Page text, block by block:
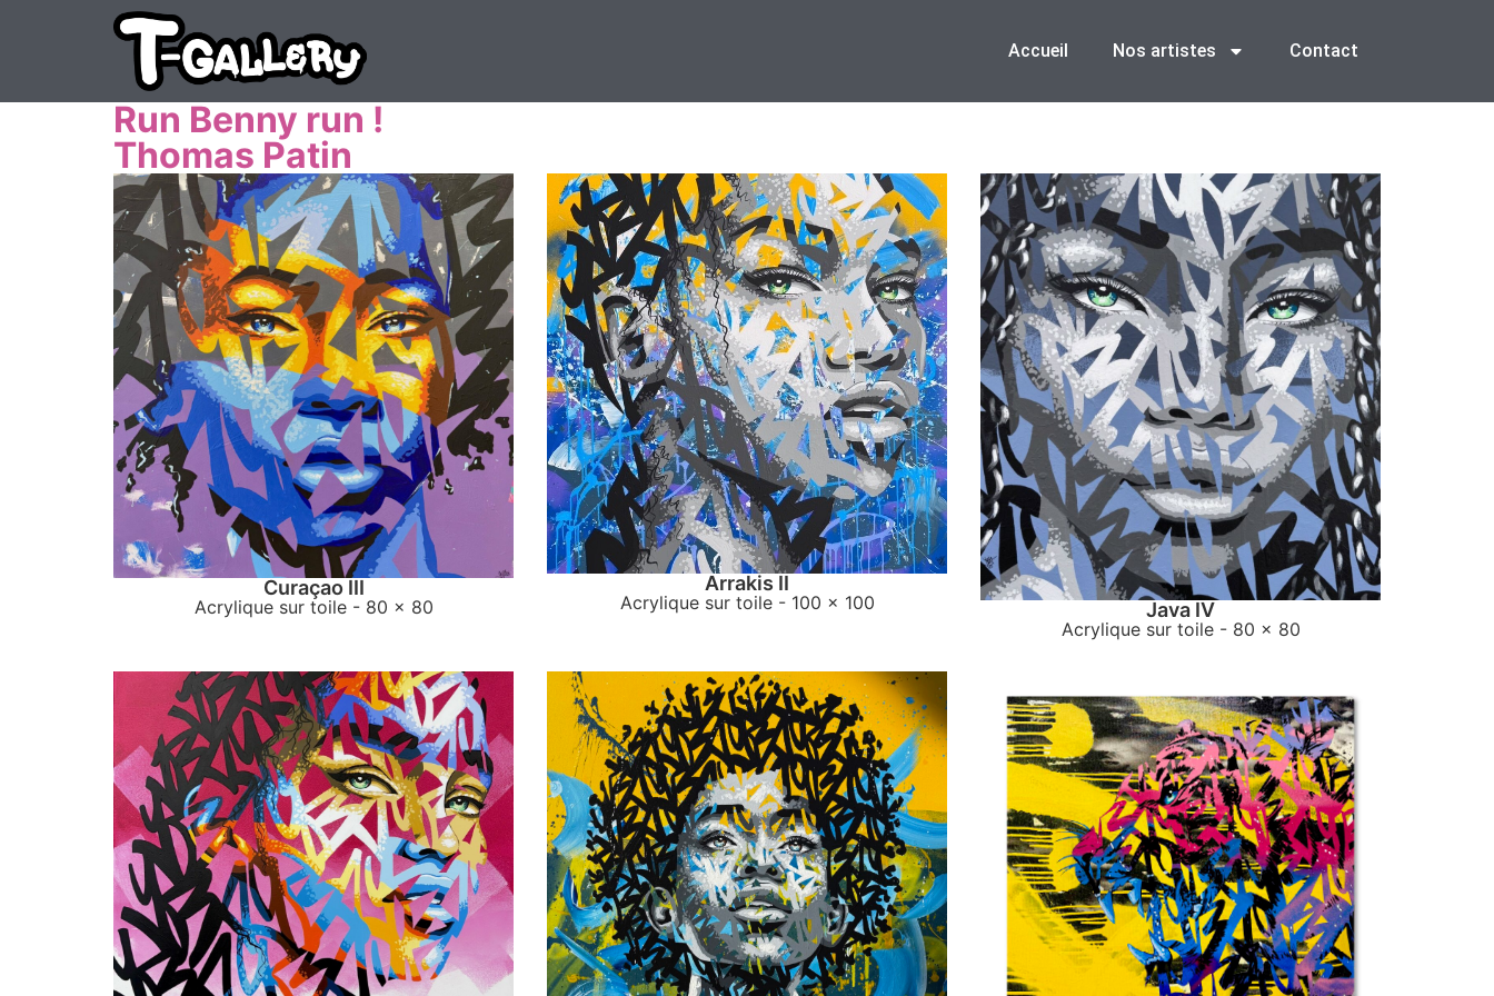
Accueil Nos artistes Contact
Run Benny run !
Thomas Patin
Curaçao III
Acrylique sur toile- 80 x 80
Arrakis II
Acrylique sur toile- 100 x 100 Java IV
Acrylique sur toile- 80 x 80